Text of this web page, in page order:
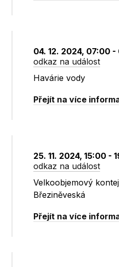
04. 12. 2024, 07:00
odkaz na událost
Havárie vody
Přejít na více
25. 11. 2024, 15:00 -
odkaz na událost
Velkoobjemový
Březiněveská
Přejít na více